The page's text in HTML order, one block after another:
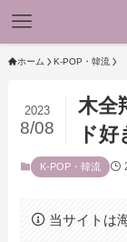
ホーム K-POP・韓流
木全
ド
2023
8/08
K-POP・韓流
当サイトは